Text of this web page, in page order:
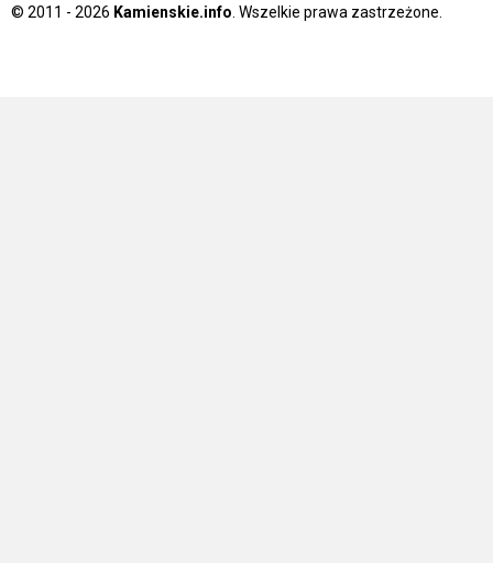
© 2011 - 2026 Kamienskie.info . Wszelkie prawa zastrzeżone.